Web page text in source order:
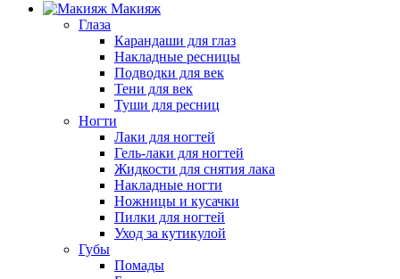
Макияж
Глаза
Карандаши для глаз
Накладные ресницы
Подводки для век
Тени для век
Туши для ресниц
Ногти
Лаки для ногтей
Гель-лаки для ногтей
Жидкости для снятия лака
Накладные ногти
Ножницы и кусачки
Пилки для ногтей
Уход за кутикулой
Губы
Помады